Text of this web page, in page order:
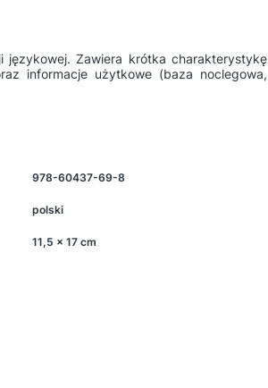
Zawiera krótka charakterystykę
informacje użytkowe (baza noclegowa,
978-60437-69-8
polski
11,5 x 17 cm